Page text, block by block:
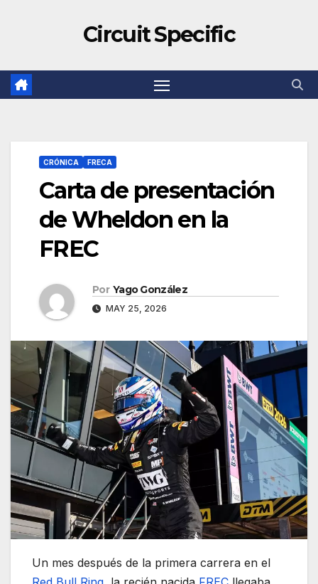
Circuit Specific
CRÓNICA FRECA
Carta de presentación
de Wheldon en la
FREC
Por Yago González
MAY 25, 2026
Un mes después de la primera carrera en el